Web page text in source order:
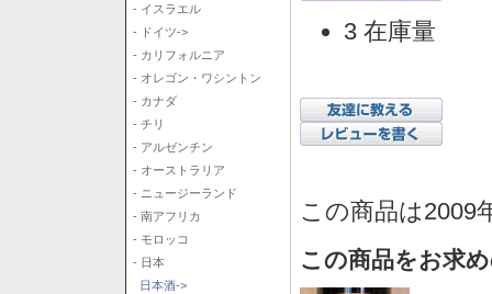
- イスラエル
- ドイツ->
- カリフォルニア
- オレゴン・ワシントン
- カナダ
- チリ
- アルゼンチン
- オーストラリア
- ニュージーランド
- 南アフリカ
- モロッコ
- 日本
日本酒->
3 在庫量
この商品は2009
この商品をお求